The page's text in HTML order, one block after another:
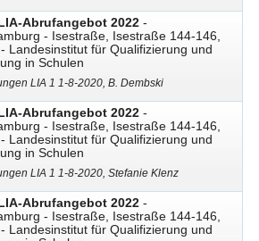
Abrufangebot 2022 -
- Isestraße, Isestraße 144-146,
Landesinstitut für Qualifizierung und
in Schulen
LIA 1 1-8-2020, B. Dembski
Abrufangebot 2022 -
- Isestraße, Isestraße 144-146,
Landesinstitut für Qualifizierung und
in Schulen
LIA 1 1-8-2020, Stefanie Klenz
Abrufangebot 2022 -
- Isestraße, Isestraße 144-146,
Landesinstitut für Qualifizierung und